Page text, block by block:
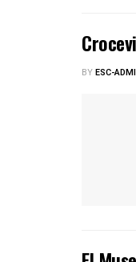
BYESC-